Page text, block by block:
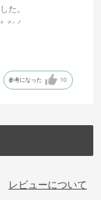
た。
なく、
。
参考になった 10
レビューについて